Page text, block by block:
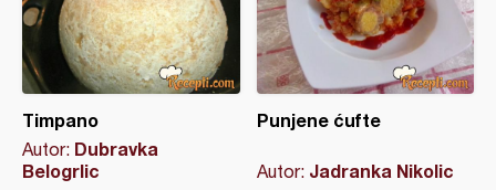
Timpano
Autor: Dubravka
Belogrlic
Punjene ćufte
Autor: Jadranka Nikolic